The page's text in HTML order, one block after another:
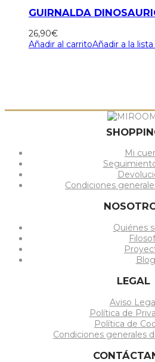
GUIRNALDA
26,90€
Añadir al carritoAñadir a la
Mi
Condiciones
Quiénes
Blog
LEGAL
Aviso
Política de
Política de
Condiciones generales